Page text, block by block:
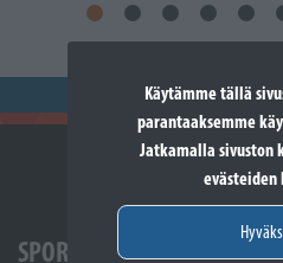
Käytämme tällä
parantaaksemme
Jatkamalla sivuston
evästeiden
SPORTTIKONE SOMERO